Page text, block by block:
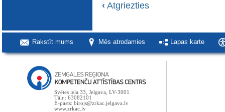
‹ Atgriezties
Rakstīt mums Mēs atrodamies Lapas karte
Svētes iela 33, Jelgava, LV-3001
Tālr.: 63082101
E-pasts: birojs@zrkac.jelgava.lv
www.zrkac.lv